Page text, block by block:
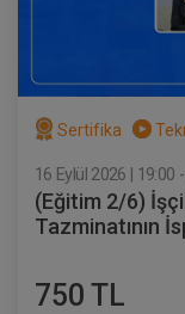
Sertifika
16 Eylül 2026 | 19:00
(Eğitim 2/6)
Tazminatının
750 TL